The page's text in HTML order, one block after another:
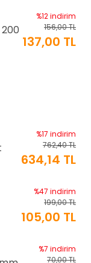
%12 indirim
156,00 TL
137,00 TL
%14 indirim
250,00 TL
215,00 TL
%27 indirim
801,02 TL
586,46 TL
%33 indirim
1.306,80 TL
%17 indirim
762,40 TL
634,14 TL
%47 indirim
199,00 TL
105,00 TL
%7 indirim
70,00 TL